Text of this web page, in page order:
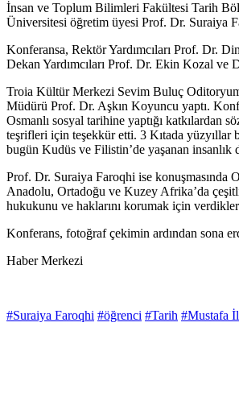
İnsan ve Toplum Bilimleri Fakültesi Tarih
Üniversitesi öğretim üyesi Prof. Dr. Suraiya
Konferansa, Rektör Yardımcıları Prof. Dr.
Dekan Yardımcıları Prof. Dr. Ekin Kozal ve
Troia Kültür Merkezi Sevim Buluç
Müdürü Prof. Dr. Aşkın Koyuncu yaptı.
Osmanlı sosyal tarihine yaptığı katkılardan
teşrifleri için teşekkür etti. 3 Kıtada yüzyıllar
bugün Kudüs ve Filistin’de yaşanan insanlık
Prof. Dr. Suraiya Faroqhi ise konuşmasında
Anadolu, Ortadoğu ve Kuzey Afrika’da çeşitli
hukukunu ve haklarını korumak için
Konferans, fotoğraf çekimin ardından sona
Haber Merkezi
#Suraiya Faroqhi #öğrenci #Tarih #Mustafa